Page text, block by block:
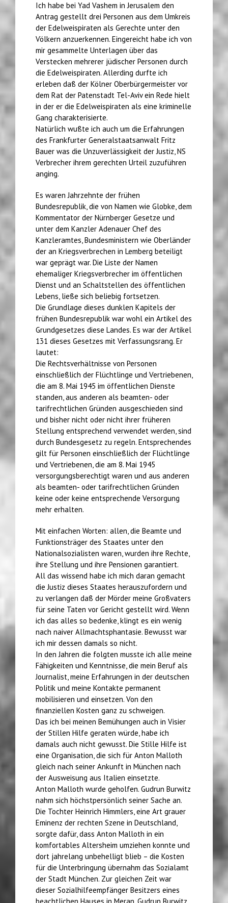
Ich habe bei Yad Vashem in Jerusalem den
Antrag gestellt drei Personen aus dem Umkreis
der Edelweispiraten als Gerechte unter den
Völkern anzuerkennen. Eingereicht habe ich von
mir gesammelte Unterlagen über das
Verstecken mehrerer jüdischer Personen durch
die Edelweispiraten. Allerding durfte ich
erleben daß der Kölner Oberbürgermeister vor
dem Rat der Patenstadt Tel-Aviv ein Rede hielt
in der er die Edelweispiraten als eine kriminelle
Gang charakterisierte.
Natürlich wußte ich auch um die Erfahrungen
des Frankfurter Generalstaatsanwalt Fritz
Bauer was die Unzuverlässigkeit der Justiz, NS
Verbrecher ihrem gerechten Urteil zuzuführen
anging.
Es waren Jahrzehnte der frühen
Bundesrepublik, die von Namen wie Globke, dem
Kommentator der Nürnberger Gesetze und
unter dem Kanzler Adenauer Chef des
Kanzleramtes, Bundesministern wie Oberländer
der an Kriegsverbrechen in Lemberg beteiligt
war geprägt war. Die Liste der Namen
ehemaliger Kriegsverbrecher im öffentlichen
Dienst und an Schaltstellen des öffentlichen
Lebens, ließe sich beliebig fortsetzen.
Die Grundlage dieses dunklen Kapitels der
frühen Bundesrepublik war wohl ein Artikel des
Grundgesetzes diese Landes. Es war der Artikel
131 dieses Gesetzes mit Verfassungsrang. Er
lautet:
Die Rechtsverhältnisse von Personen
einschließlich der Flüchtlinge und Vertriebenen,
die am 8. Mai 1945 im öffentlichen Dienste
standen, aus anderen als beamten- oder
tarifrechtlichen Gründen ausgeschieden sind
und bisher nicht oder nicht ihrer früheren
Stellung entsprechend verwendet werden, sind
durch Bundesgesetz zu regeln. Entsprechendes
gilt für Personen einschließlich der Flüchtlinge
und Vertriebenen, die am 8. Mai 1945
versorgungsberechtigt waren und aus anderen
als beamten- oder tarifrechtlichen Gründen
keine oder keine entsprechende Versorgung
mehr erhalten.
Mit einfachen Worten: allen, die Beamte und
Funktionsträger des Staates unter den
Nationalsozialisten waren, wurden ihre Rechte,
ihre Stellung und ihre Pensionen garantiert.
All das wissend habe ich mich daran gemacht
die Justiz dieses Staates herauszufordern und
zu verlangen daß der Mörder meine Großvaters
für seine Taten vor Gericht gestellt wird. Wenn
ich das alles so bedenke, klingt es ein wenig
nach naiver Allmachtsphantasie. Bewusst war
ich mir dessen damals so nicht.
In den Jahren die folgten musste ich alle meine
Fähigkeiten und Kenntnisse, die mein Beruf als
Journalist, meine Erfahrungen in der deutschen
Politik und meine Kontakte permanent
mobilisieren und einsetzen. Von den
finanziellen Kosten ganz zu schweigen.
Das ich bei meinen Bemühungen auch in Visier
der Stillen Hilfe geraten würde, habe ich
damals auch nicht gewusst. Die Stille Hilfe ist
eine Organisation, die sich für Anton Malloth
gleich nach seiner Ankunft in München nach
der Ausweisung aus Italien einsetzte.
Anton Malloth wurde geholfen. Gudrun Burwitz
nahm sich höchstpersönlich seiner Sache an.
Die Tochter Heinrich Himmlers, eine Art grauer
Eminenz der rechten Szene in Deutschland,
sorgte dafür, dass Anton Malloth in ein
komfortables Altersheim umziehen konnte und
dort jahrelang unbehelligt blieb – die Kosten
für die Unterbringung übernahm das Sozialamt
der Stadt München. Zur gleichen Zeit war
dieser Sozialhilfeempfänger Besitzers eines